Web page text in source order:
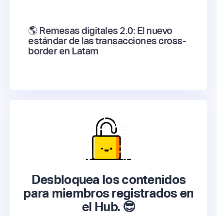
🌎 Remesas digitales 2.0: El nuevo
estándar de las transacciones cross-
border en Latam
Desbloquea los contenidos
para miembros registrados en
el Hub. 😎